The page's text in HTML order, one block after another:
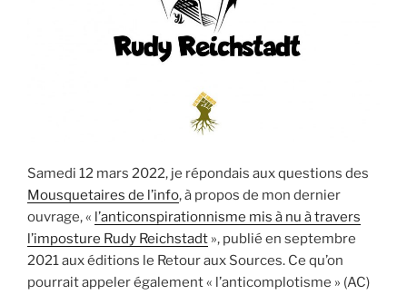
Samedi 12 mars 2022, je répondais aux questions des
Mousquetaires de l’info, à propos de mon dernier
ouvrage, « l’anticonspirationnisme mis à nu à travers
l’imposture Rudy Reichstadt », publié en septembre
2021 aux éditions le Retour aux Sources. Ce qu’on
pourrait appeler également « l’anticomplotisme » (AC)